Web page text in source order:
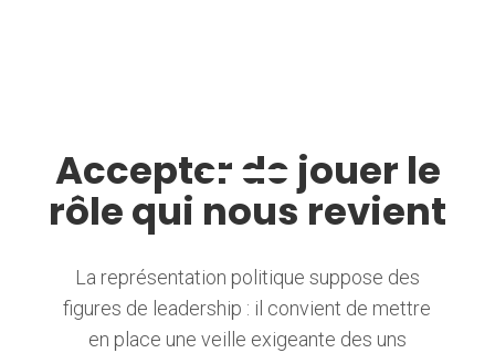
Accepter de jouer le
rôle qui nous revient
La représentation politique suppose des
figures de leadership : il convient de mettre
en place une veille exigeante des uns